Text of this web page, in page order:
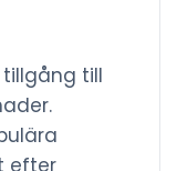
till
efter